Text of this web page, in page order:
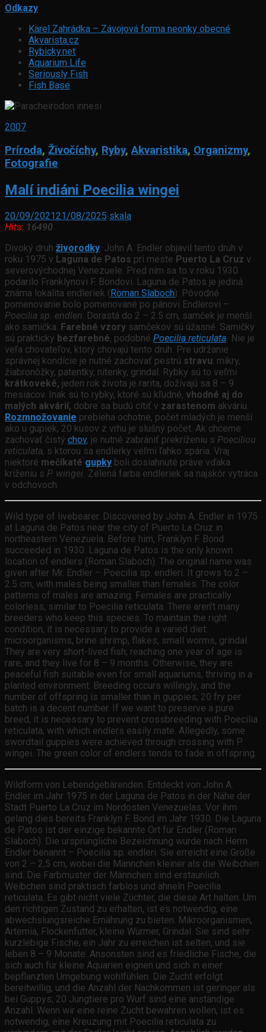
Odkazy
Karel Zahrádka – Závojová forma neonky obecné
Akvarista.cz
Rybicky.net
Aquarium Life
Seriously Fish
Fish Base
2007
Príroda, Živočíchy, Ryby,Akvaristika, Organizmy,
Fotografie
Malí indiáni Poecilia wingei
20/09/202121/08/2025 skala
Hits: 16490
Divoký druh živorodky. John A. Endler objavil tento druh v
roku 1975 v Laguna de Patos pri meste Puerto La Cruz v
severovýchodnej Venezuele. Pred ním sa to v roku 1930
podarilo Franklynovi F. Bondovi. Laguna de Patos je jediná
známa lokalita endleriek (Roman Slaboch). Pôvodné
pomenovanie bolo pomenované po pánovi Endlerovi –
Poecilia sp. endleri. Dorastá do 2 – 2.5 cm, samček je menší
ako samička. Farebné vzory samčekov sú úžasné. Samičky
sú prakticky bezfarebné, podobné Poecilia reticulata. Nie je
veľa chovateľov, ktorý chovajú tento druh. Pre udržanie
správnej kondície je nutné zachovať pestrú stravu: mikry,
žiabronôžky, patentky, nitenky, grindal. Rybky sú to veľmi
krátkoveké, jeden rok života je rarita, dožívajú sa 8 – 9
mesiacov. Inak sú to rybky, ktoré sú kľudné, vhodné aj do
malých akvárií, dobre sa budú cítiť v zarastenom akváriu.
Rozmnožovanie prebieha ochotne, počet mladých je menší
ako u gupiek, 20 kusov z vrhu je slušný počet. Ak chceme
zachovať čistý chov, je nutné zabrániť prekríženiu s Poeciliou
reticulata, s ktorou sa endlerky veľmi ľahko spária. Vraj
niektoré mečíkaté gupky boli dosiahnuté práve vďaka
kríženiu s P. wingei. Zelená farba endleriek sa najskôr vytráca
v odchovoch.
Wild type of livebearer. Discovered by John A. Endler in 1975
at Laguna de Patos near the city of Puerto La Cruz in
northeastern Venezuela. Before him, Franklyn F. Bond
succeeded in 1930. Laguna de Patos is the only known
location of endlers (Roman Slaboch). The original name was
given after Mr. Endler – Poecilia sp. endleri. It grows to 2 –
2.5 cm, with males being smaller than females. The color
patterns of males are amazing. Females are practically
colorless, similar to Poecilia reticulata. There aren’t many
breeders who keep this species. To maintain the right
condition, it is necessary to provide a varied diet:
microorganisms, brine shrimp, flakes, small worms, grindal.
They are very short-lived fish; reaching one year of age is
rare, and they live for 8 – 9 months. Otherwise, they are
peaceful fish suitable even for small aquariums, thriving in a
planted environment. Breeding occurs willingly, and the
number of offspring is smaller than in guppies; 20 fry per
batch is a decent number. If we want to preserve a pure
breed, it is necessary to prevent crossbreeding with Poecilia
reticulata, with which endlers easily mate. Allegedly, some
swordtail guppies were achieved through crossing with P.
wingei. The green color of endlers tends to fade in offspring.
Wildform von Lebendgebärenden. Entdeckt von John A.
Endler im Jahr 1975 in der Laguna de Patos in der Nähe der
Stadt Puerto La Cruz im Nordosten Venezuelas. Vor ihm
gelang dies bereits Franklyn F. Bond im Jahr 1930. Die Laguna
de Patos ist der einzige bekannte Ort für Endler (Roman
Slaboch). Die ursprüngliche Bezeichnung wurde nach Herrn
Endler benannt – Poecilia sp. endleri. Sie erreicht eine Größe
von 2 – 2,5 cm, wobei die Männchen kleiner als die Weibchen
sind. Die Farbmuster der Männchen sind erstaunlich.
Weibchen sind praktisch farblos und ähneln Poecilia
reticulata. Es gibt nicht viele Züchter, die diese Art halten. Um
den richtigen Zustand zu erhalten, ist es notwendig, eine
abwechslungsreiche Ernährung zu bieten: Mikroorganismen,
Artemia, Flockenfutter, kleine Würmer, Grindal. Sie sind sehr
kurzlebige Fische; ein Jahr zu erreichen ist selten, und sie
leben 8 – 9 Monate. Ansonsten sind es friedliche Fische, die
sich auch für kleine Aquarien eignen und sich in einer
bepflanzten Umgebung wohlfühlen. Die Zucht erfolgt
bereitwillig, und die Anzahl der Nachkommen ist geringer als
bei Guppys; 20 Jungtiere pro Wurf sind eine anständige
Anzahl. Wenn wir eine reine Zucht bewahren wollen, ist es
notwendig, eine Kreuzung mit Poecilia reticulata zu